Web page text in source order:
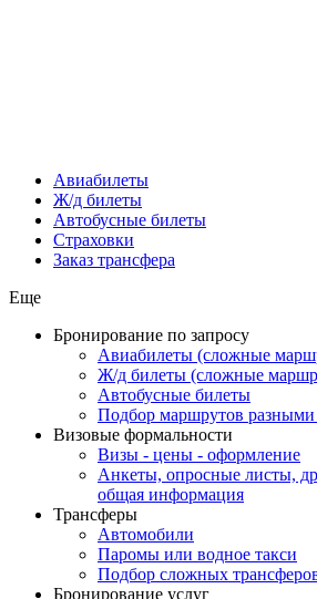
Авиабилеты
Ж/д билеты
Автобусные билеты
Страховки
Заказ трансфера
Еще
Бронирование по запросу
Авиабилеты (сложные
Ж/д билеты (сложные
Автобусные билеты
Подбор маршрутов разными
Визовые формальности
Визы - цены - оформление
Анкеты, опросные листы,
общая информация
Трансферы
Автомобили
Паромы или водное такси
Подбор сложных
Бронирование услуг